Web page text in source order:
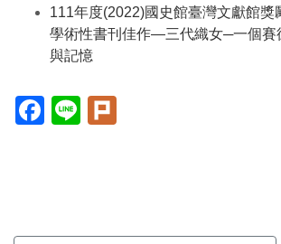
111年度(2022)國史館臺灣文獻館獎
學術性書刊佳作—三代織女─一個賽
與記憶
Facebook(另
開
Line(另
開